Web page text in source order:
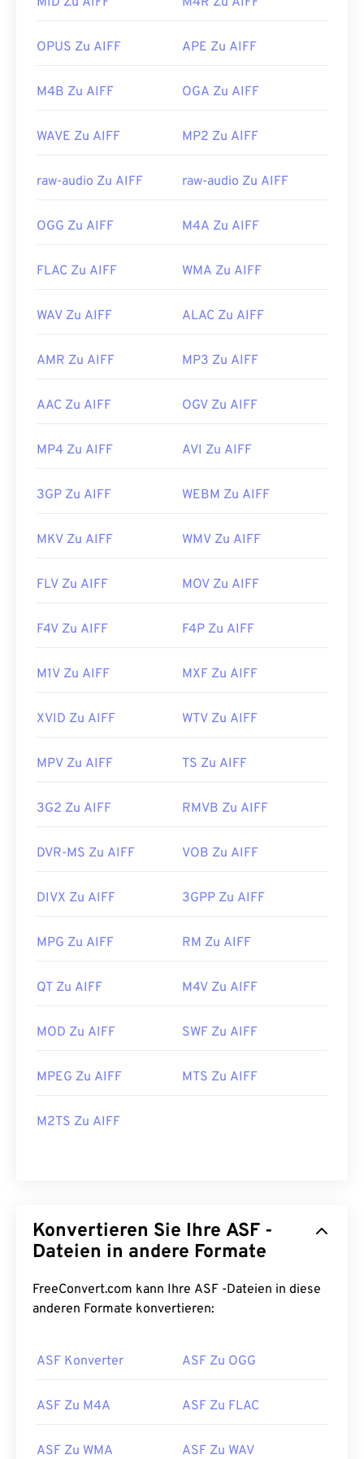
Produkte öffnen AIFF-Dateien ohne
Entwickelt von:
Apple Inc.
Nützliche Links:
https://en.wikipedia.org/wiki/
2619569
OPUS Zu AIFF APE Zu AIFF
M4B Zu AIFF OGA Zu AIFF
WAVE Zu AIFF MP2 Zu AIFF
raw-audio Zu AIFF raw-audio Zu AIFF
OGG Zu AIFF M4A Zu AIFF
FLAC Zu AIFF WMA Zu AIFF
WAV Zu AIFF ALAC Zu AIFF
AMR Zu AIFF MP3 Zu AIFF
AAC Zu AIFF OGV Zu AIFF
MP4 Zu AIFF AVI Zu AIFF
3GP Zu AIFF WEBM Zu AIFF
MKV Zu AIFF WMV Zu AIFF
FLV Zu AIFF MOV Zu AIFF
F4V Zu AIFF F4P Zu AIFF
M1V Zu AIFF MXF Zu AIFF
XVID Zu AIFF WTV Zu AIFF
MPV Zu AIFF TS Zu AIFF
3G2 Zu AIFF RMVB Zu AIFF
DVR-MS Zu AIFF VOB Zu AIFF
DIVX Zu AIFF 3GPP Zu AIFF
MPG Zu AIFF RM Zu AIFF
QT Zu AIFF M4V Zu AIFF
MOD Zu AIFF SWF Zu AIFF
MPEG Zu AIFF MTS Zu AIFF
M2TS Zu AIFF
Konvertieren Sie Ihre ASF -
Dateien in andere Formate
FreeConvert.com kann Ihre ASF -Dateien in diese
anderen Formate konvertieren:
ASF Konverter ASF Zu OGG
ASF Zu M4A ASF Zu FLAC
ASF Zu WMA ASF Zu WAV